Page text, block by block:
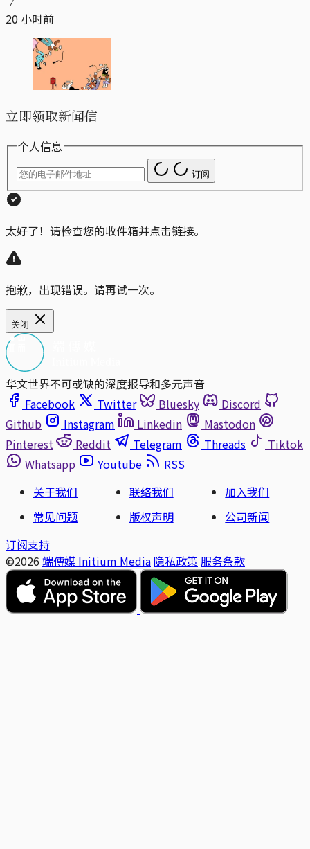
20 小时前
立即领取新闻信
个人信息
订阅
太好了！请检查您的收件箱并点击链接。
抱歉，出现错误。请再试一次。
关闭
华文世界不可或缺的深度报导和多元声音
Facebook
Twitter Bluesky
Discord
Github
Instagram Linkedin
Mastodon
Pinterest
Reddit Telegram Threads
Tiktok
Whatsapp
Youtube
RSS
关于我们
联络我们
加入我们
常见问题
版权声明
公司新闻
订阅支持
©2026 端傳媒 Initium Media 隐私政策 服务条款